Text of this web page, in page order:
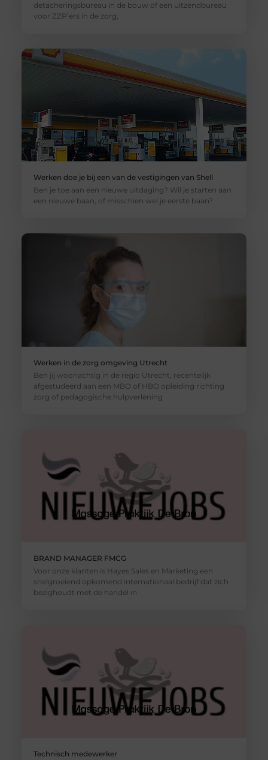
detacheringsbureau in de bouw of een uitzendbureau
voor ZZP’ers in de zorg,
Werken doe je bij een van de vestigingen van Shell
Ben je toe aan een nieuwe uitdaging? Wil je starten aan
een nieuwe baan, of misschien wel je eerste baan?
Werken in de zorg omgeving Utrecht
Ben jij woonachtig in de regio Utrecht, recentelijk
afgestudeerd aan een MBO of HBO opleiding richting
zorg of pedagogische hulpverlening
BRAND MANAGER FMCG
Voor onze klanten is Hayes Sales en Marketing een
snelgroeiend opkomend internationaal bedrijf dat zich
bezighoudt met de handel in
Technisch medewerker